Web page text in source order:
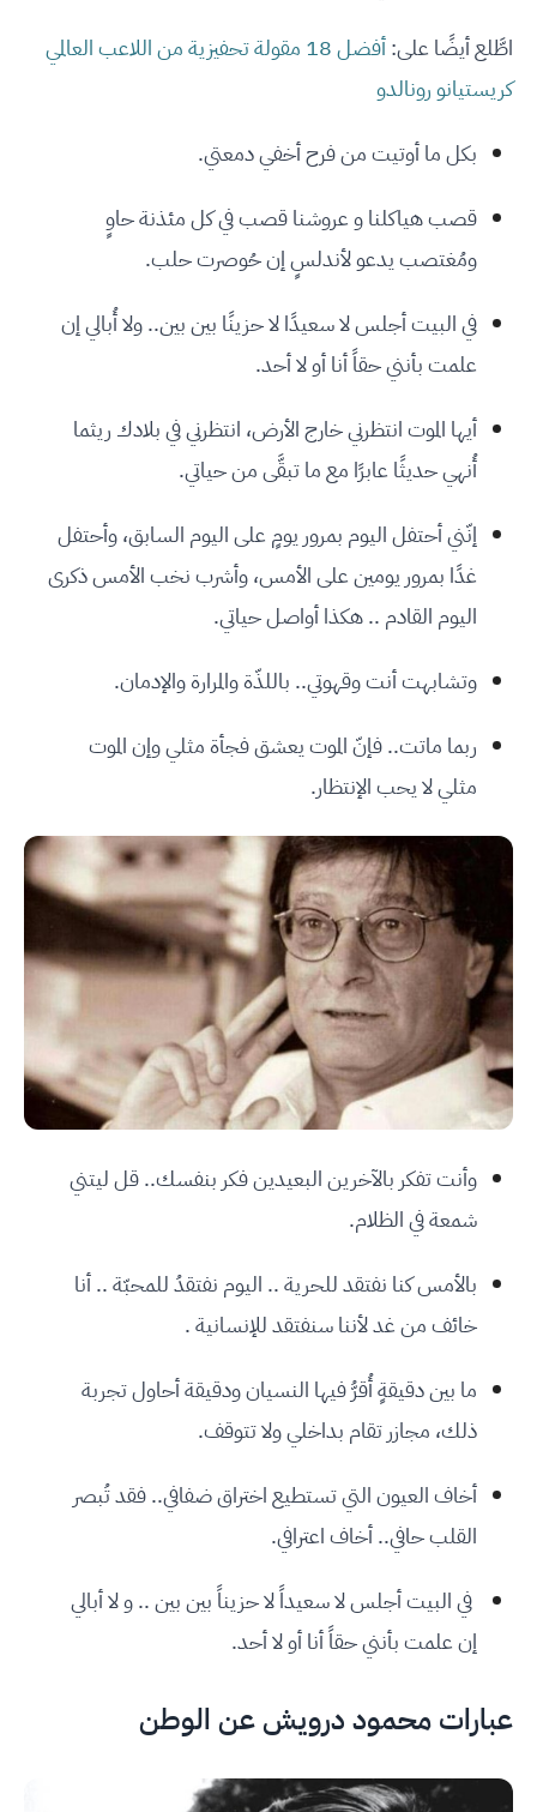
اطَّلع أيضًا على:
أفضل 18 مقولة تحفيزية من اللاعب العالمي
كريستيانو رونالدو
بكل ما أوتيت من فرح أخفي دمعتي.
قصب هياكلنا و عروشنا قصب في كل مئذنة حاوٍ
ومُغتصب يدعو لأندلسٍ إن حُوصرت حلب.
في البيت أجلس لا سعيدًا لا حزينًا بين بين.. ولا أُبالي إن
علمت بأنني حقاً أنا أو لا أحد.
أيها الموت انتظرني خارج الأرض، انتظرني في بلادك ريثما
أُنهي حديثًا عابرًا مع ما تبقَّى من حياتي.
إنّني أحتفل اليوم بمرور يومٍ على اليوم السابق، وأحتفل
غدًا بمرور يومين على الأمس، وأشرب نخب الأمس ذكرى
اليوم القادم .. هكذا أواصل حياتي.
وتشابهت أنت وقهوتي.. باللذّة والمرارة والإدمان.
ربما ماتت.. فإنّ الموت يعشق فجأة مثلي وإن الموت
مثلي لا يحب الإنتظار.
وأنت تفكر بالآخرين البعيدين فكر بنفسك.. قل ليتني
شمعة في الظلام.
بالأمس كنا نفتقد للحرية .. اليوم نفتقدُ للمحبّة .. أنا
خائف من غد لأننا سنفتقد للإنسانية .
ما بين دقيقةٍ أُقرُّ فيها النسيان ودقيقة أحاول تجربة
ذلك، مجازر تقام بداخلي ولا تتوقف.
أخاف العيون التي تستطيع اختراق ضفافي.. فقد تُبصر
القلب حافي.. أخاف اعترافي.
في البيت أجلس لا سعيداً لا حزيناً بين بين .. و لا أبالي
إن علمت بأنني حقاً أنا أو لا أحد.
عبارات محمود درويش عن الوطن